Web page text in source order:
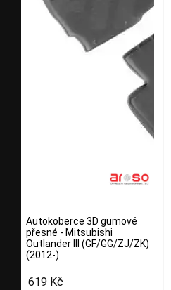
Autokoberce 3D gumové
přesné - Mitsubishi
Outlander III (GF/GG/ZJ/ZK)
(2012-)
619 Kč